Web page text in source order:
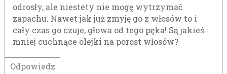
odrosły, ale niestety nie mogę wytrzymać
zapachu. Nawet jak już zmyję go z włosów to i
cały czas go czuje, głowa od tego pęka! Są jakieś
mniej cuchnące olejki na porost włosów?
Odpowiedz